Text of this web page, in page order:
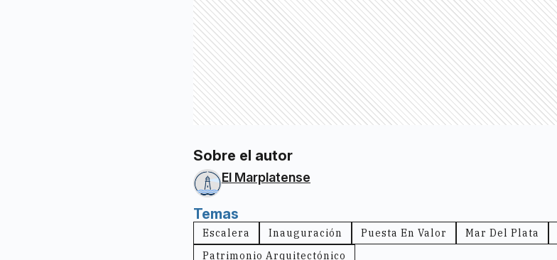
Sobre el autor
El Marplatense
Temas
Escalera Inauguración Puesta En Valor Mar Del Plata
Patrimonio Arquitectónico